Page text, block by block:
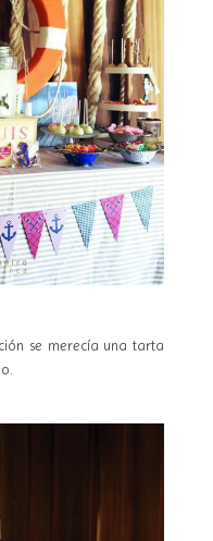
se merecía una tarta